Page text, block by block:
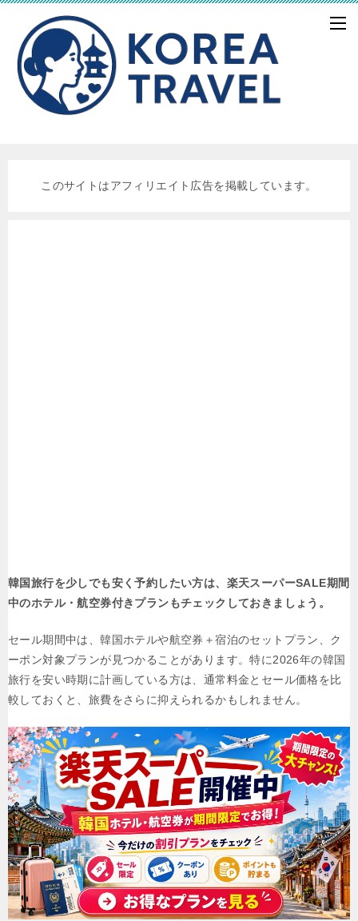
このサイトはアフィリエイト広告を掲載しています。
韓国旅行を少しでも安く予約したい方は、楽天スーパーSALE期間
中のホテル・航空券付きプランもチェックしておきましょう。
セール期間中は、韓国ホテルや航空券＋宿泊のセットプラン、ク
ーポン対象プランが見つかることがあります。特に2026年の韓国
旅行を安い時期に計画している方は、通常料金とセール価格を比
較しておくと、旅費をさらに抑えられるかもしれません。